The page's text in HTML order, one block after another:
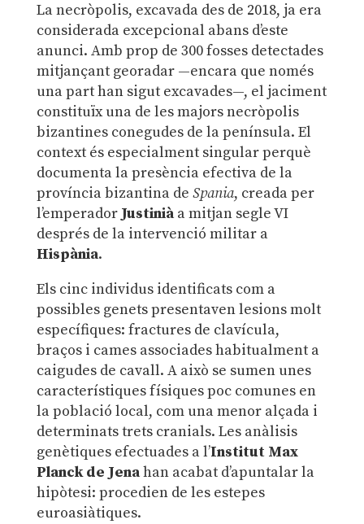
La necròpolis, excavada des de 2018, ja era
considerada excepcional abans d’este
anunci. Amb prop de 300 fosses detectades
mitjançant georadar —encara que només
una part han sigut excavades—, el jaciment
constituïx una de les majors necròpolis
bizantines conegudes de la península. El
context és especialment singular perquè
documenta la presència efectiva de la
província bizantina de Spania, creada per
l’emperador Justiniàa mitjan segle VI
després de la intervenció militar a
Hispània.
Els cinc individus identificats com a
possibles genets presentaven lesions molt
específiques: fractures de clavícula,
braços i cames associades habitualment a
caigudes de cavall. A això se sumen unes
característiques físiques poc comunes en
la població local, com una menor alçada i
determinats trets cranials. Les anàlisis
genètiques efectuades a l’Institut Max
Planck de Jenahan acabat d’apuntalar la
hipòtesi: procedien de les estepes
euroasiàtiques.